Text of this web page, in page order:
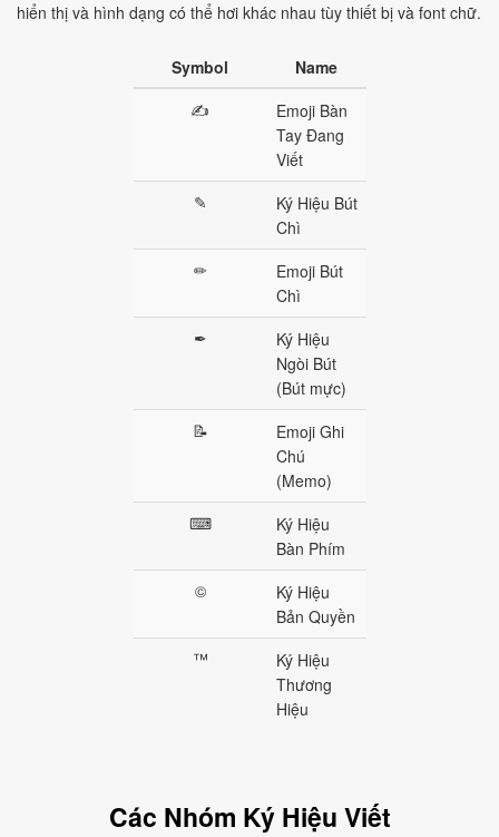
hiển thị và hình dạng có thể hơi khác nhau tùy thiết bị và font chữ.
Symbol
Name
✍
Emoji Bàn
Tay Đang
Viết
✎
Ký Hiệu Bút
Chì
✏
Emoji Bút
Chì
✒
Ký Hiệu
Ngòi Bút
(Bút mực)
📝
Emoji Ghi
Chú
(Memo)
⌨
Ký Hiệu
Bàn Phím
©
Ký Hiệu
Bản Quyền
™
Ký Hiệu
Thương
Hiệu
Các Nhóm Ký Hiệu Viết